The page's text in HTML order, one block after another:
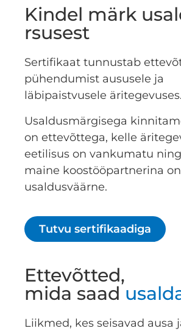
Kindel märk
rsusest
Sertifikaat tunnustab
pühendumist aususele ja
läbipaistvusele äritegevuses.
Usaldusmärgisega
on ettevõttega, kelle
eetilisus on vankumatu
maine koostööpartnerina on
usaldusväärne.
Tutvu sertifikaadiga
Ettevõtted,
mida saad
Liikmed, kes seisavad ausa